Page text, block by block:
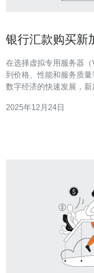
银行汇款购买新
在选择虚拟专用服务器
到价格、性能和服务质
数字经济的快速发展，
注意事项和技巧是非常重
2025年12月24日